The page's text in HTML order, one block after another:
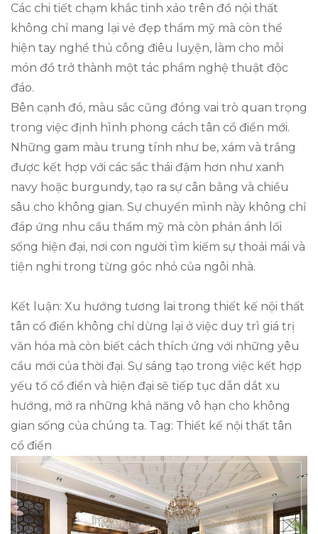
Các chi tiết chạm khắc tinh xảo trên đồ nội thất
không chỉ mang lại vẻ đẹp thẩm mỹ mà còn thể
hiện tay nghề thủ công điêu luyện, làm cho mỗi
món đồ trở thành một tác phẩm nghệ thuật độc
đáo.
Bên cạnh đó, màu sắc cũng đóng vai trò quan trọng
trong việc định hình phong cách tân cổ điển mới.
Những gam màu trung tính như be, xám và trắng
được kết hợp với các sắc thái đậm hơn như xanh
navy hoặc burgundy, tạo ra sự cân bằng và chiều
sâu cho không gian. Sự chuyển mình này không chỉ
đáp ứng nhu cầu thẩm mỹ mà còn phản ánh lối
sống hiện đại, nơi con người tìm kiếm sự thoải mái và
tiện nghi trong từng góc nhỏ của ngôi nhà.
Kết luận: Xu hướng tương lai trong thiết kế nội thất
tân cổ điển không chỉ dừng lại ở việc duy trì giá trị
văn hóa mà còn biết cách thích ứng với những yêu
cầu mới của thời đại. Sự sáng tạo trong việc kết hợp
yếu tố cổ điển và hiện đại sẽ tiếp tục dẫn dắt xu
hướng, mở ra những khả năng vô hạn cho không
gian sống của chúng ta. Tag: Thiết kế nội thất tân
cổ điển